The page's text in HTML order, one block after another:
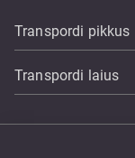
Transpordi pikkus
Transpordi laius